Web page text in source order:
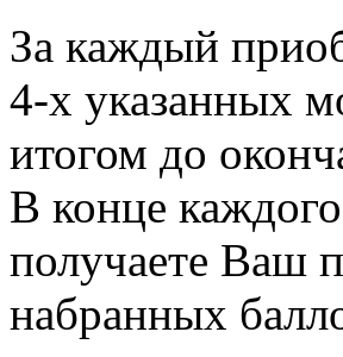
За каждый
4-х указанных
итогом до
В конце
получаете Ваш
набранных